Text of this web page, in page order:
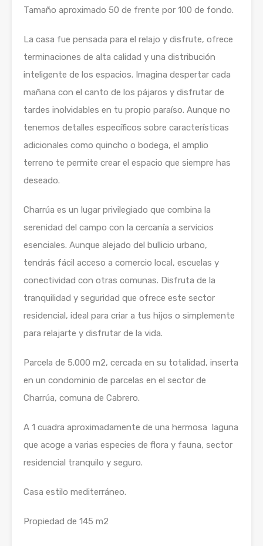
Tamaño aproximado 50 de frente por 100 de fondo.
La casa fue pensada para el relajo y disfrute, ofrece
terminaciones de alta calidad y una distribución
inteligente de los espacios. Imagina despertar cada
mañana con el canto de los pájaros y disfrutar de
tardes inolvidables en tu propio paraíso. Aunque no
tenemos detalles específicos sobre características
adicionales como quincho o bodega, el amplio
terreno te permite crear el espacio que siempre has
deseado.
Charrúa es un lugar privilegiado que combina la
serenidad del campo con la cercanía a servicios
esenciales. Aunque alejado del bullicio urbano,
tendrás fácil acceso a comercio local, escuelas y
conectividad con otras comunas. Disfruta de la
tranquilidad y seguridad que ofrece este sector
residencial, ideal para criar a tus hijos o simplemente
para relajarte y disfrutar de la vida.
Parcela de 5.000 m2, cercada en su totalidad, inserta
en un condominio de parcelas en el sector de
Charrúa, comuna de Cabrero.
A 1 cuadra aproximadamente de una hermosa laguna
que acoge a varias especies de flora y fauna, sector
residencial tranquilo y seguro.
Casa estilo mediterráneo.
Propiedad de 145 m2